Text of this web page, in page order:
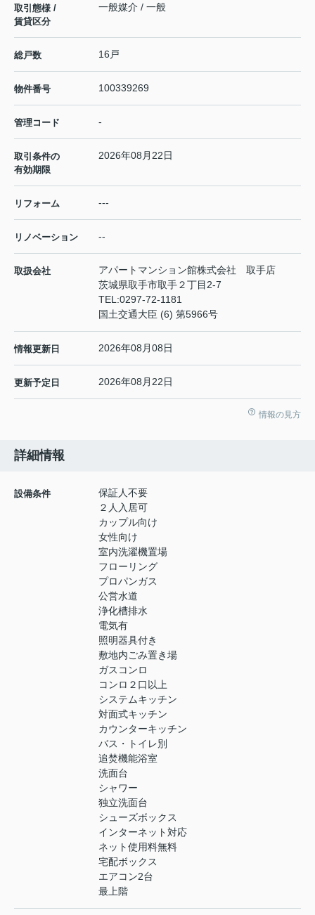
取引態様 /
賃貸区分
一般媒介 / 一般
総戸数 16戸
物件番号 100339269
管理コード -
取引条件の
有効期限
2026年08月22日
リフォーム ---
リノベーション --
取扱会社
アパートマンション館株式会社 取手店
茨城県取手市取手２丁目2-7
TEL:0297-72-1181
国土交通大臣 (6) 第5966号
情報更新日 2026年08月08日
更新予定日 2026年08月22日
情報の見方
詳細情報
設備条件
保証人不要
２人入居可
カップル向け
女性向け
室内洗濯機置場
フローリング
プロパンガス
公営水道
浄化槽排水
電気有
照明器具付き
敷地内ごみ置き場
ガスコンロ
コンロ２口以上
システムキッチン
対面式キッチン
カウンターキッチン
バス・トイレ別
追焚機能浴室
洗面台
シャワー
独立洗面台
シューズボックス
インターネット対応
ネット使用料無料
宅配ボックス
エアコン2台
最上階